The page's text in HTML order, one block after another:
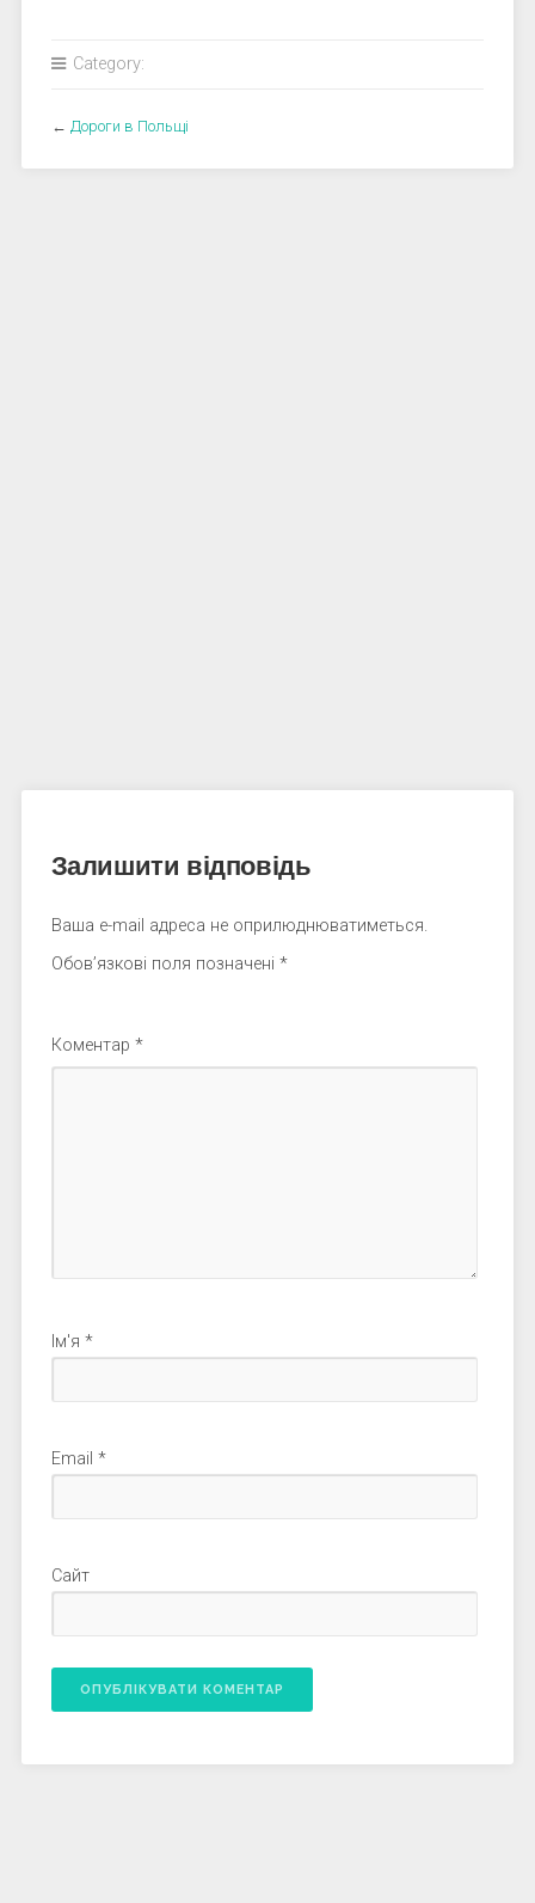
Category:
← Дороги в Польщі
Залишити відповідь
Ваша e-mail адреса не оприлюднюватиметься.
Обов’язкові поля позначені *
Коментар *
Ім'я *
Email *
Сайт